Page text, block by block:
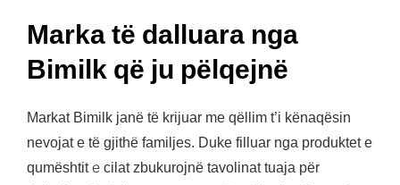
Marka të dalluara nga
Bimilk që ju pëlqejnë
Markat Bimilk janë të krijuar me qëllim t’i kënaqësin
nevojat e të gjithë familjes. Duke filluar nga produktet e
qumështit е cilat zbukurojnë tavolinat tuaja për